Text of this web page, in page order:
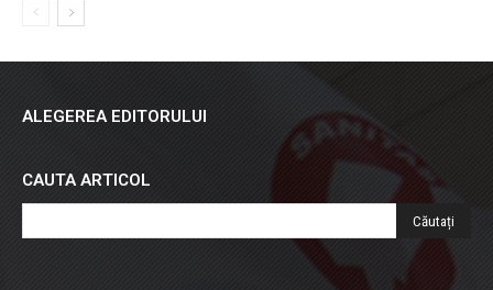
ALEGEREA EDITORULUI
CAUTA ARTICOL